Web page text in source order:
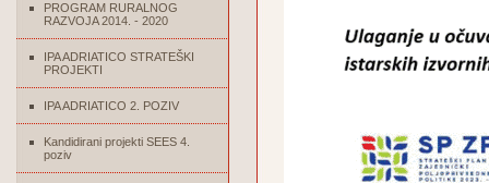
PROGRAM RURALNOG
RAZVOJA 2014. - 2020
IPA ADRIATICO STRATEŠKI
PROJEKTI
IPA ADRIATICO 2. POZIV
Kandidirani projekti SEES 4.
poziv